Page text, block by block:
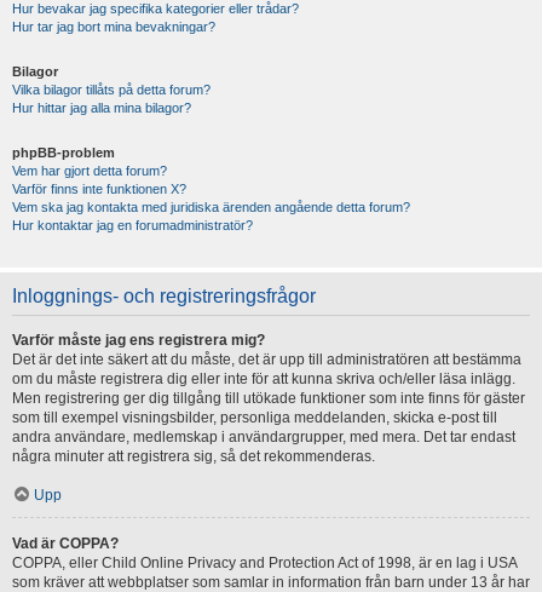
Hur bevakar jag specifika kategorier eller trådar?
Hur tar jag bort mina bevakningar?
Bilagor
Vilka bilagor tillåts på detta forum?
Hur hittar jag alla mina bilagor?
phpBB-problem
Vem har gjort detta forum?
Varför finns inte funktionen X?
Vem ska jag kontakta med juridiska ärenden angående detta forum?
Hur kontaktar jag en forumadministratör?
Inloggnings- och registreringsfrågor
Varför måste jag ens registrera mig?
Det är det inte säkert att du måste, det är upp till administratören att bestämma
om du måste registrera dig eller inte för att kunna skriva och/eller läsa inlägg.
Men registrering ger dig tillgång till utökade funktioner som inte finns för gäster
som till exempel visningsbilder, personliga meddelanden, skicka e-post till
andra användare, medlemskap i användargrupper, med mera. Det tar endast
några minuter att registrera sig, så det rekommenderas.
Upp
Vad är COPPA?
COPPA, eller Child Online Privacy and Protection Act of 1998, är en lag i USA
som kräver att webbplatser som samlar in information från barn under 13 år har